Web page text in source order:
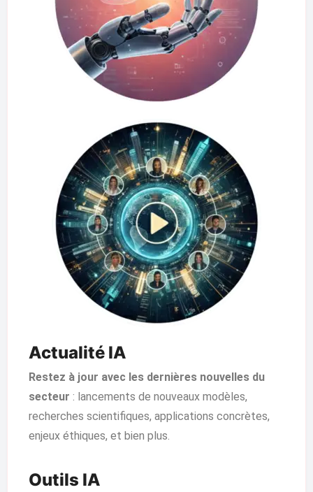
Actualité IA
Restez à jour avec les dernières nouvelles du
secteur : lancements de nouveaux modèles,
recherches scientifiques, applications concrètes,
enjeux éthiques, et bien plus.
Outils IA